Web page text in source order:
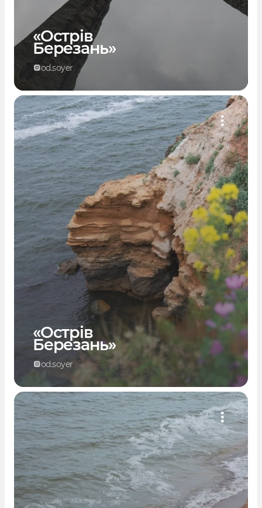
«Острів
Березань»
od.soyer
«Острів
Березань»
od.soyer